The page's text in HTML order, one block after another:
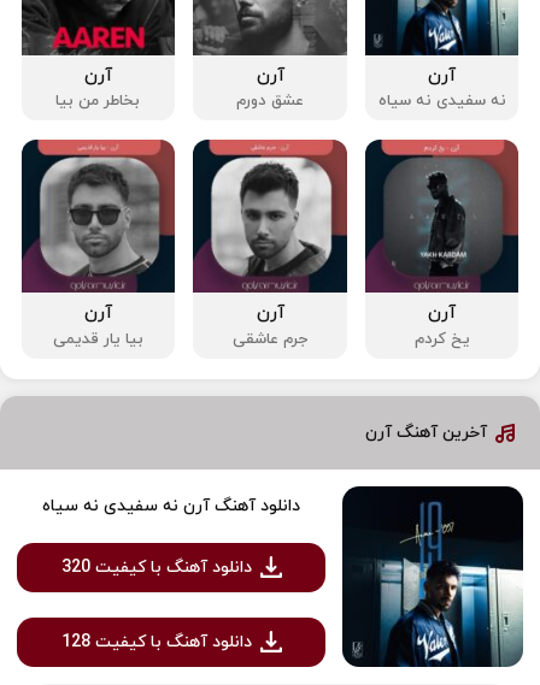
آرن
نه سفیدی نه سیاه
آرن
عشق دورم
آرن
بخاطر من بیا
آرن
یخ کردم
آرن
جرم عاشقی
آرن
بیا یار قدیمی
آخرین آهنگ آرن
دانلود آهنگ آرن نه سفیدی نه سیاه
دانلود آهنگ با کیفیت 320
دانلود آهنگ با کیفیت 128